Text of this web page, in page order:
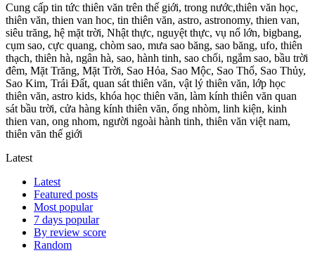
Cung cấp tin tức thiên văn trên thế giới, trong nước,thiên văn học,
thiên văn, thien van hoc, tin thiên văn, astro, astronomy, thien van,
siêu trăng, hệ mặt trời, Nhật thực, nguyệt thực, vụ nổ lớn, bigbang,
cụm sao, cực quang, chòm sao, mưa sao băng, sao băng, ufo, thiên
thạch, thiên hà, ngân hà, sao, hành tinh, sao chổi, ngắm sao, bầu trời
đêm, Mặt Trăng, Mặt Trời, Sao Hỏa, Sao Mộc, Sao Thổ, Sao Thủy,
Sao Kim, Trái Đất, quan sát thiên văn, vật lý thiên văn, lớp học
thiên văn, astro kids, khóa học thiên văn, làm kính thiên văn quan
sát bầu trời, cửa hàng kính thiên văn, ống nhòm, linh kiện, kinh
thien van, ong nhom, người ngoài hành tinh, thiên văn việt nam,
thiên văn thế giới
Latest
Latest
Featured posts
Most popular
7 days popular
By review score
Random